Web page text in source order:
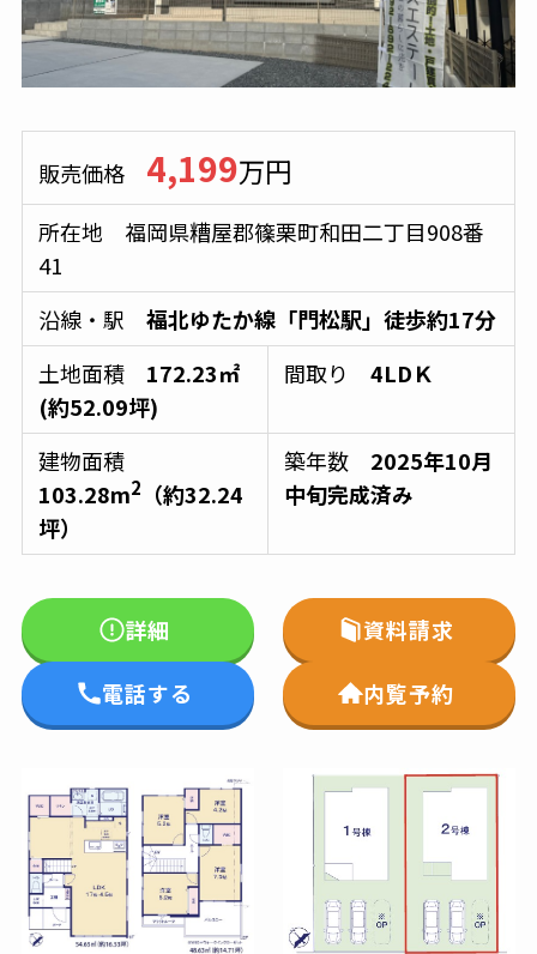
販売価格 4,199万円
所在地 福岡県糟屋郡篠栗町和田二丁目908番
41
沿線・駅福北ゆたか線「門松駅」徒歩約17分
土地面積 172.23㎡
(約52.09坪)
間取り4LDＫ
建物面積
103.28m2
（約32.24
坪）
築年数 2025年10月
中旬完成済み
詳細 資料請求
電話する 内覧予約